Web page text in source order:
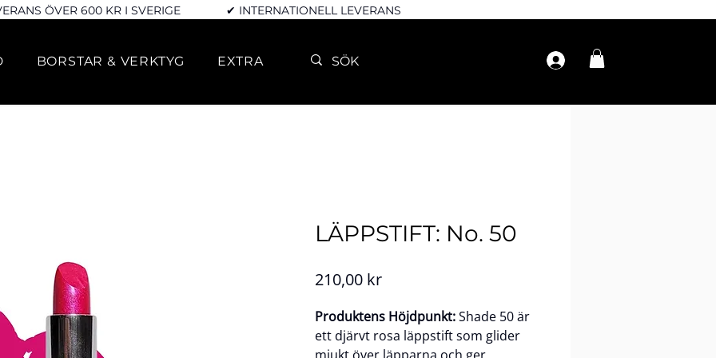
ÖVER 600 KR I SVERIGE ✔ INTERNATIONELL LEVERANS
BORSTAR & VERKTYG EXTRA
LÄPPSTIFT: No. 50
210,00 krPris
Produktens Höjdpunkt:Shade 50 är
ett djärvt rosa läppstift som glider